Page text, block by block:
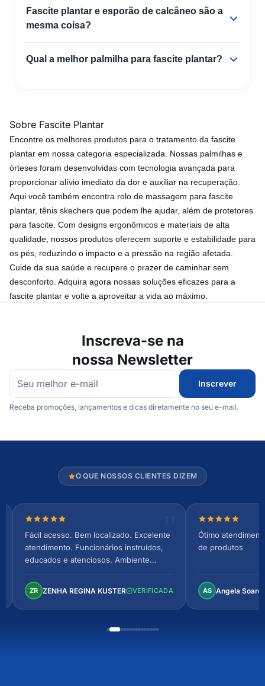
Fascite plantar e esporão de calcâneo são a
mesma coisa?
Qual a melhor palmilha para fascite plantar?
Sobre Fascite Plantar
Encontre os melhores produtos para o tratamento da fascite
plantar em nossa categoria especializada. Nossas palmilhas e
órteses foram desenvolvidas com tecnologia avançada para
proporcionar alívio imediato da dor e auxiliar na recuperação.
Aqui você também encontra rolo de massagem para fascite
plantar, tênis skechers que podem lhe ajudar, além de protetores
para fascite. Com designs ergonômicos e materiais de alta
qualidade, nossos produtos oferecem suporte e estabilidade para
os pés, reduzindo o impacto e a pressão na região afetada.
Cuide da sua saúde e recupere o prazer de caminhar sem
desconforto. Adquira agora nossas soluções eficazes para a
fascite plantar e volte a aproveitar a vida ao máximo.
Inscreva-se na
nossa Newsletter
Inscrever
Receba promoções, lançamentos e dicas diretamente no seu e-mail.
O QUE NOSSOS CLIENTES DIZEM
Nota 5 de 5 estrelas
Fácil acesso. Bem localizado. Excelente
atendimento. Funcionários instruídos,
educados e atenciosos. Ambiente
Perfeito!
ZR ZENHA REGINA KUSTER VERIFICADA
Nota 5 de 5
Ótimo
de produtos
AS Angela